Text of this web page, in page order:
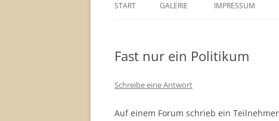
START GALERIE IMPRESSUM
Fast nur ein Politikum
Schreibe eine Antwort
Auf einem Forum schrieb ein